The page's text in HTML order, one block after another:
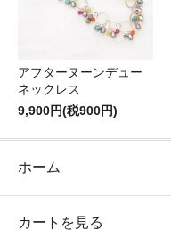
アフターヌーンデュー
ネックレス
9,900円(税900円)
ホーム
カートを見る